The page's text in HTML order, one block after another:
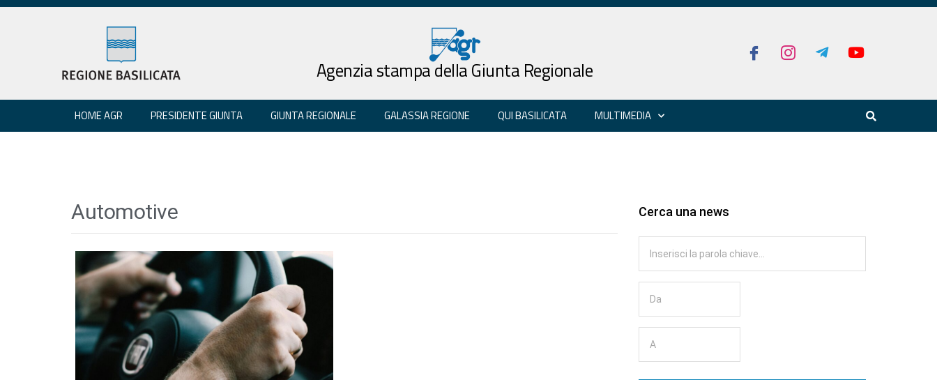
Agenzia stampa della Giunta Regionale
HOME AGR PRESIDENTE GIUNTA GIUNTA REGIONALE GALASSIA REGIONE QUI BASILICATA MULTIMEDIA
Automotive Cerca una news